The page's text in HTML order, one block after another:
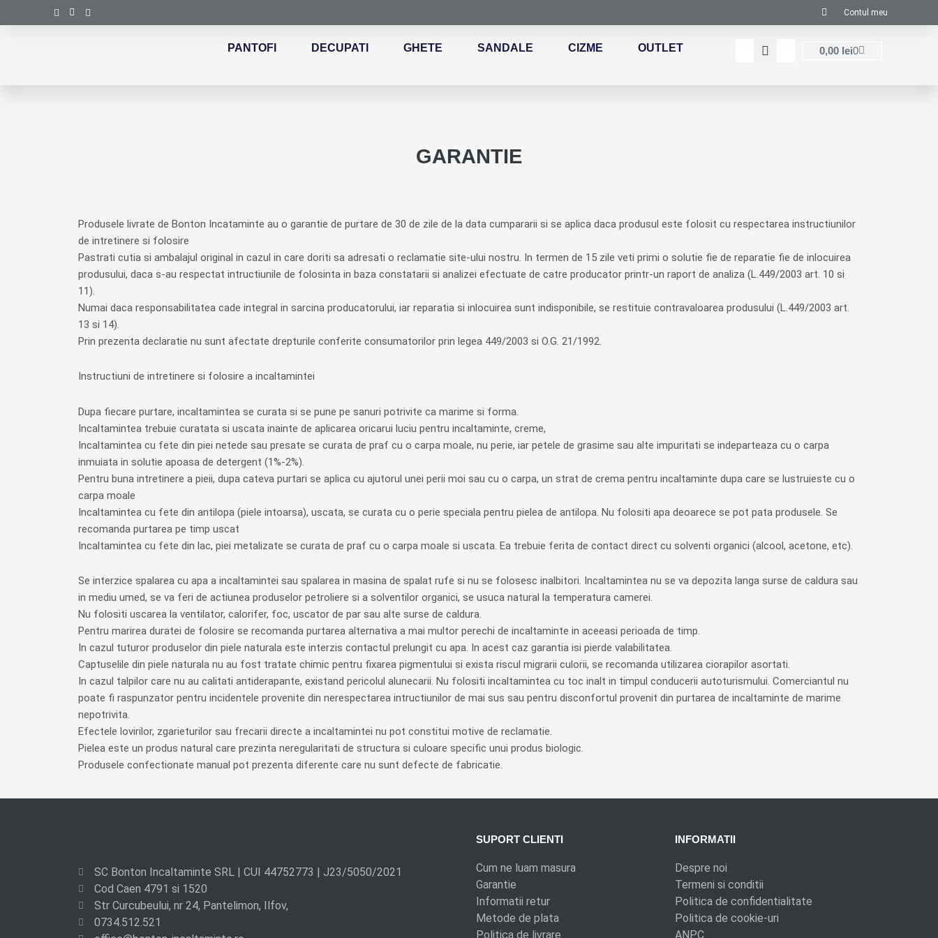
to
Contul meu
PANTOFI DECUPATI GHETE SANDALE CIZME OUTLET 0,00 lei0
Cart
GARANTIE
Produsele livrate de Bonton Incataminte au o garantie de purtare de 30 de zile de la data cumpararii si se aplica daca produsul este folosit cu respectarea instructiunilor
de intretinere si folosire
Pastrati cutia si ambalajul original in cazul in care doriti sa adresati o reclamatie site-ului nostru. In termen de 15 zile veti primi o solutie fie de reparatie fie de inlocuirea
produsului, daca s-au respectat intructiunile de folosinta in baza constatarii si analizei efectuate de catre producator printr-un raport de analiza (L.449/2003 art. 10 si
11).
Numai daca responsabilitatea cade integral in sarcina producatorului, iar reparatia si inlocuirea sunt indisponibile, se restituie contravaloarea produsului (L.449/2003 art.
13 si 14).
Prin prezenta declaratie nu sunt afectate drepturile conferite consumatorilor prin legea 449/2003 si O.G. 21/1992.
Instructiuni de intretinere si folosire a incaltamintei
Dupa fiecare purtare, incaltamintea se curata si se pune pe sanuri potrivite ca marime si forma.
Incaltamintea trebuie curatata si uscata inainte de aplicarea oricarui luciu pentru incaltaminte, creme,
Incaltamintea cu fete din piei netede sau presate se curata de praf cu o carpa moale, nu perie, iar petele de grasime sau alte impuritati se indeparteaza cu o carpa
inmuiata in solutie apoasa de detergent (1%-2%).
Pentru buna intretinere a pieii, dupa cateva purtari se aplica cu ajutorul unei perii moi sau cu o carpa, un strat de crema pentru incaltaminte dupa care se lustruieste cu o
carpa moale
Incaltamintea cu fete din antilopa (piele intoarsa), uscata, se curata cu o perie speciala pentru pielea de antilopa. Nu folositi apa deoarece se pot pata produsele. Se
recomanda purtarea pe timp uscat
Incaltamintea cu fete din lac, piei metalizate se curata de praf cu o carpa moale si uscata. Ea trebuie ferita de contact direct cu solventi organici (alcool, acetone, etc).
Se interzice spalarea cu apa a incaltamintei sau spalarea in masina de spalat rufe si nu se folosesc inalbitori. Incaltamintea nu se va depozita langa surse de caldura sau
in mediu umed, se va feri de actiunea produselor petroliere si a solventilor organici, se usuca natural la temperatura camerei.
Nu folositi uscarea la ventilator, calorifer, foc, uscator de par sau alte surse de caldura.
Pentru marirea duratei de folosire se recomanda purtarea alternativa a mai multor perechi de incaltaminte in aceeasi perioada de timp.
In cazul tuturor produselor din piele naturala este interzis contactul prelungit cu apa. In acest caz garantia isi pierde valabilitatea.
Captuselile din piele naturala nu au fost tratate chimic pentru fixarea pigmentului si exista riscul migrarii culorii, se recomanda utilizarea ciorapilor asortati.
In cazul talpilor care nu au calitati antiderapante, existand pericolul alunecarii. Nu folositi incaltamintea cu toc inalt in timpul conducerii autoturismului. Comerciantul nu
poate fi raspunzator pentru incidentele provenite din nerespectarea intructiunilor de mai sus sau pentru disconfortul provenit din purtarea de incaltaminte de marime
nepotrivita.
Efectele lovirilor, zgarieturilor sau frecarii directe a incaltamintei nu pot constitui motive de reclamatie.
Pielea este un produs natural care prezinta neregularitati de structura si culoare specific unui produs biologic.
Produsele confectionate manual pot prezenta diferente care nu sunt defecte de fabricatie.
SC Bonton Incaltaminte SRL | CUI 44752773 | J23/5050/2021
Cod Caen 4791 si 1520
Str Curcubeului, nr 24, Pantelimon, Ilfov,
0734.512.521
SUPORT CLIENTI
Cum ne luam masura
Garantie
Informatii retur
Metode de plata
Politica de livrare
INFORMATII
Despre noi
Termeni si conditii
Politica de confidentialitate
Politica de cookie-uri
ANPC